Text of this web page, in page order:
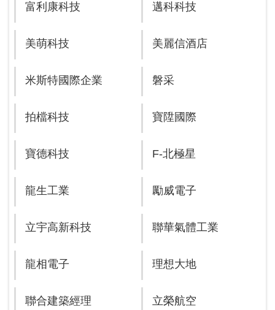
富利康科技 邁科科技
美萌科技 美麗信酒店
米斯特國際企業 磐采
拍檔科技 寶陞國際
寶德科技 F-北極星
龍生工業 勵威電子
立宇高新科技 聯華氣體工業
龍相電子 理想大地
聯合建築經理 立榮航空